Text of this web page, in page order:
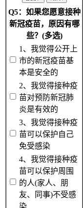
Q5：如果您愿意接种
新冠疫苗，原因有哪
些？(多选)
1、我觉得公开上
市的新冠疫苗基
本是安全的
2、我觉得接种疫
苗对预防新冠肺
炎是有效的
3、我觉得接种疫
苗可以保护自己
免受感染
4、我觉得接种疫
苗可以保护周围
的人(家人、朋
友、同事)不受感
染